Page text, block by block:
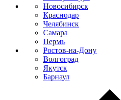
Новосибирск
Краснодар
Челябинск
Самара
Пермь
Ростов-на-Дону
Волгоград
Якутск
Барнаул